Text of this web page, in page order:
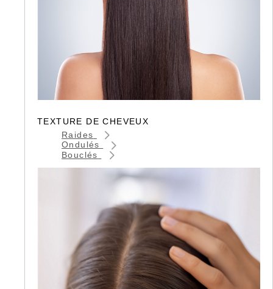
TEXTURE DE CHEVEUX
Raides
Ondulés
Bouclés